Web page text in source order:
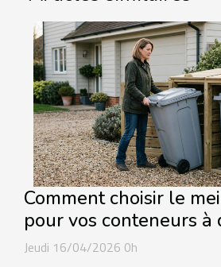
Comment choisir le
pour vos conteneurs à
Jeudi 16/04/2026 0h